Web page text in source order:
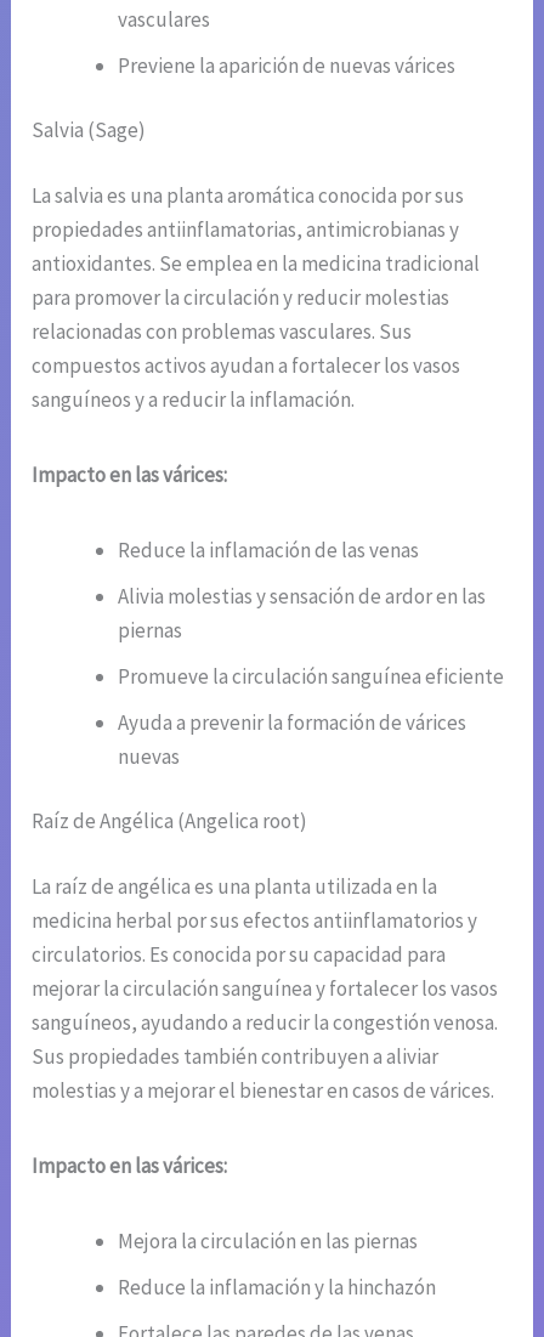
vasculares
Previene la aparición de nuevas várices
Salvia (Sage)
La salvia es una planta aromática conocida por sus
propiedades antiinflamatorias, antimicrobianas y
antioxidantes. Se emplea en la medicina tradicional
para promover la circulación y reducir molestias
relacionadas con problemas vasculares. Sus
compuestos activos ayudan a fortalecer los vasos
sanguíneos y a reducir la inflamación.
Impacto en las várices:
Reduce la inflamación de las venas
Alivia molestias y sensación de ardor en las
piernas
Promueve la circulación sanguínea eficiente
Ayuda a prevenir la formación de várices
nuevas
Raíz de Angélica (Angelica root)
La raíz de angélica es una planta utilizada en la
medicina herbal por sus efectos antiinflamatorios y
circulatorios. Es conocida por su capacidad para
mejorar la circulación sanguínea y fortalecer los vasos
sanguíneos, ayudando a reducir la congestión venosa.
Sus propiedades también contribuyen a aliviar
molestias y a mejorar el bienestar en casos de várices.
Impacto en las várices:
Mejora la circulación en las piernas
Reduce la inflamación y la hinchazón